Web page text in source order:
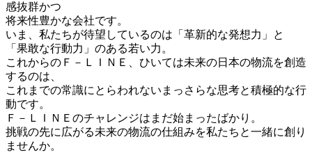
感抜群かつ
将来性豊かな会社です。
いま、私たちが待望しているのは「革新的な発想力」と
「果敢な行動力」のある若い力。
これからのＦ－ＬＩＮＥ、ひいては未来の日本の物流を創造
するのは、
これまでの常識にとらわれないまっさらな思考と積極的な行
動です。
Ｆ－ＬＩＮＥのチャレンジはまだ始まったばかり。
挑戦の先に広がる未来の物流の仕組みを私たちと一緒に創り